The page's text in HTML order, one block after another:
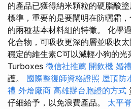
的產品已獲得納米顆粒的硬脂酸
標準，重要的是要闡明在防曬霜
的兩種基本材料組的特徵。 化學
化合物，可吸收更深的層並吸收
穩定的維生素C可以減輕小狗的光
Turboxes 徵信社推薦 開飲機 婚
護。 國際整復師資格證照 屋頂防
禮 外燴廠商 高雄辦台胞證的方式
仔細給予，以免浪費產品。 太平